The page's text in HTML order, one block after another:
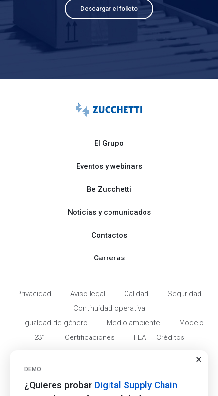
Descargar el folleto
DEMO
¿Quieres probar Digital Supply Chain
El Grupo
Eventos y webinars
Be Zucchetti
Noticias y comunicados
Contactos
Carreras
Privacidad Aviso legal Calidad
Seguridad
Continuidad operativa
Igualdad de género
Medio ambiente
Modelo
231
Certificaciones FEA Créditos
reservados